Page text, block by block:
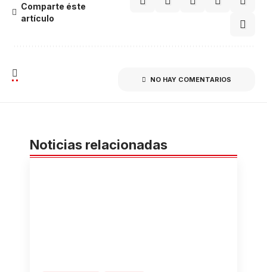
Comparte éste
artículo
NO HAY COMENTARIOS
Noticias relacionadas